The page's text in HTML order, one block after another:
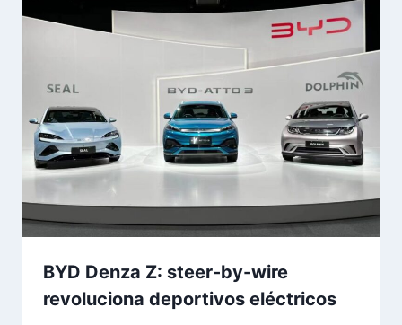
BYD Denza Z: steer-by-wire
revoluciona deportivos eléctricos